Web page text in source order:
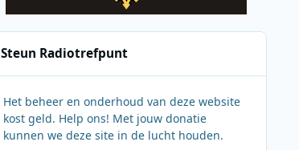
Steun Radiotrefpunt
Het beheer en onderhoud van deze website
kost geld. Help ons! Met jouw donatie
kunnen we deze site in de lucht houden.